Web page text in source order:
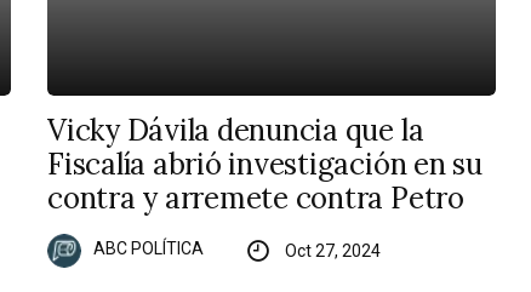
Vicky Dávila denuncia que la
Fiscalía abrió investigación en su
contra y arremete contra Petro
ABC POLÍTICA Oct 27, 2024